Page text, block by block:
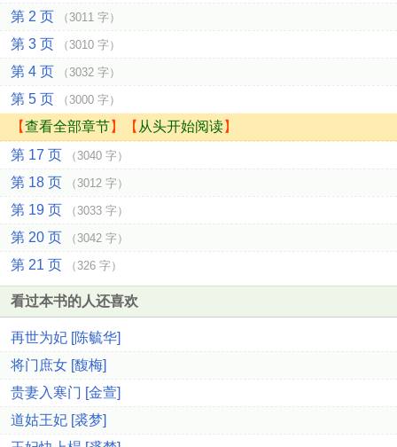
第 2 页 （3011 字）
第 3 页 （3010 字）
第 4 页 （3032 字）
第 5 页 （3000 字）
【查看全部章节】【 从头开始阅读】
第 17 页
（3040 字）
第 18 页 （3012 字）
第 19 页 （3033 字）
第 20 页 （3042 字）
第 21 页 （326 字）
看过本书的人还喜欢
再世为妃 [陈毓华]
将门庶女 [馥梅]
贵妻入寒门 [金萱]
道姑王妃 [裘梦]